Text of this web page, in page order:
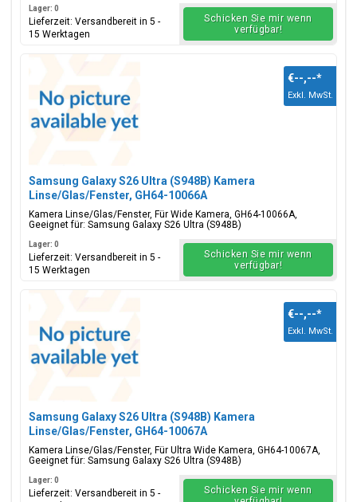
Lager: 0
Lieferzeit: Versandbereit in 5 -
15 Werktagen
Schicken Sie mir wenn
verfügbar!
Samsung Galaxy S26 Ultra (S948B) Kamera
Linse/Glas/Fenster, GH64-10066A
Kamera Linse/Glas/Fenster, Für Wide Kamera, GH64-10066A,
Geeignet für: Samsung Galaxy S26 Ultra (S948B)
€--,--*
Exkl. MwSt.
Lager: 0
Lieferzeit: Versandbereit in 5 -
15 Werktagen
Schicken Sie mir wenn
verfügbar!
Samsung Galaxy S26 Ultra (S948B) Kamera
Linse/Glas/Fenster, GH64-10067A
Kamera Linse/Glas/Fenster, Für Ultra Wide Kamera, GH64-10067A,
Geeignet für: Samsung Galaxy S26 Ultra (S948B)
€--,--*
Exkl. MwSt.
Lager: 0
Lieferzeit: Versandbereit in 5 -
Schicken Sie mir wenn